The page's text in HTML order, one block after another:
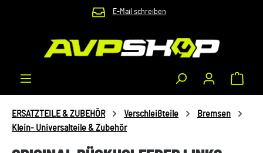
Zum Hauptinhalt springen E-Mail schreiben
ERSATZTEILE & ZUBEHÖR Verschleißteile
Bremsen
Klein- Universalteile & Zubehör